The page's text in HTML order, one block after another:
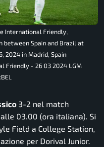
International Friendly,
between Spain and Brazil at
2024 in Madrid, Spain
Friendly - 26 03 2024 LGM
3-2 nel match
03.00 (ora italiana). Si
Field a College Station,
per Dorival Junior.